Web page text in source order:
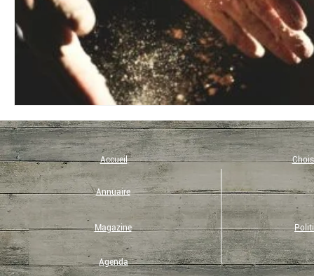
Eveil et Présence Micronutrition Art de vivre
Accueil
Annuaire
Magazine
Agenda